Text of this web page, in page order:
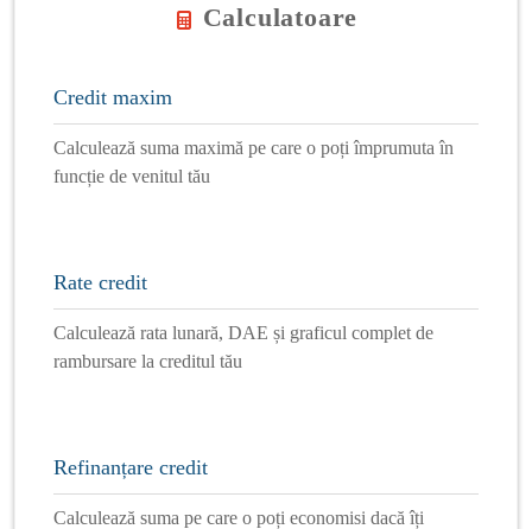
Calculatoare
Credit maxim
Calculează suma maximă pe care o poți împrumuta în
funcție de venitul tău
Rate credit
Calculează rata lunară, DAE și graficul complet de
rambursare la creditul tău
Refinanțare credit
Calculează suma pe care o poți economisi dacă îți